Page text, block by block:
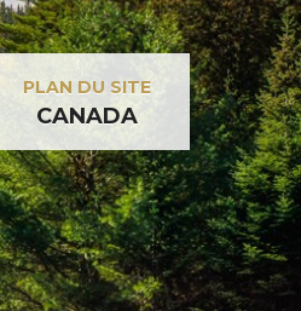
PLAN DU SITE
CANADA